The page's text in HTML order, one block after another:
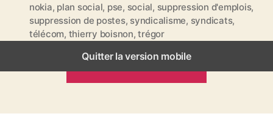
e
nokia, plan social, pse, social, suppression d'emplois,
suppression de postes, syndicalisme, syndicats,
télécom, thierry boisnon,trégor
Quitter la version mobile